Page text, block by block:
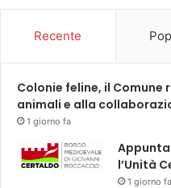
Recente
Colonie feline, il
animali e alla
1 giorno fa
l’Unità
1 giorno fa